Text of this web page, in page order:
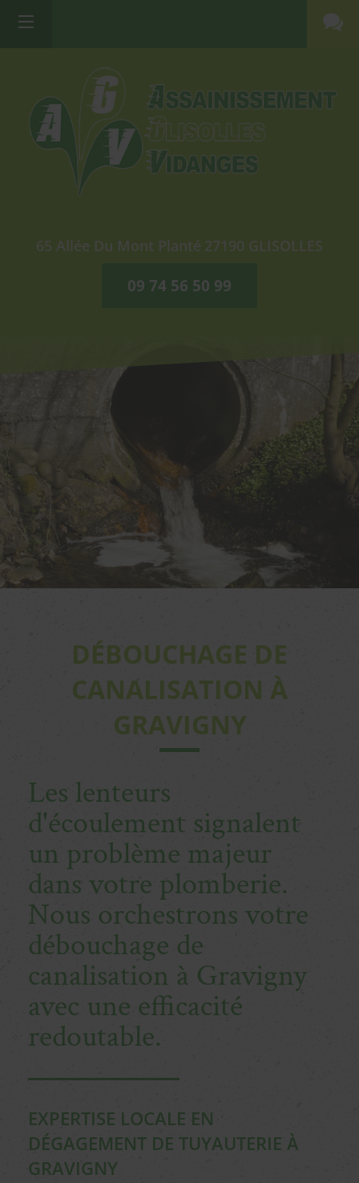
65 Allée Du Mont Planté 27190 GLISOLLES
09 74 56 50 99
DÉBOUCHAGE DE
CANALISATION À
GRAVIGNY
Les lenteurs
d'écoulement signalent
un problème majeur
dans votre plomberie.
Nous orchestrons votre
débouchage de
canalisation à Gravigny
avec une efficacité
redoutable.
EXPERTISE LOCALE EN
DÉGAGEMENT DE TUYAUTERIE À
GRAVIGNY